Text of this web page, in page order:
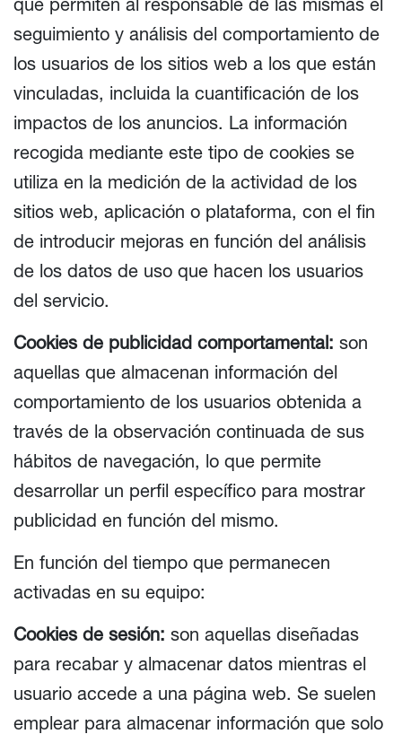
seguimiento y análisis del comportamiento de
los usuarios de los sitios web a los que están
vinculadas, incluida la cuantificación de los
impactos de los anuncios. La información
recogida mediante este tipo de cookies se
utiliza en la medición de la actividad de los
sitios web, aplicación o plataforma, con el fin
de introducir mejoras en función del análisis
de los datos de uso que hacen los usuarios
del servicio.
Cookies de publicidad comportamental: son
aquellas que almacenan información del
comportamiento de los usuarios obtenida a
través de la observación continuada de sus
hábitos de navegación, lo que permite
desarrollar un perfil específico para mostrar
publicidad en función del mismo.
En función del tiempo que permanecen
activadas en su equipo:
Cookies de sesión: son aquellas diseñadas
para recabar y almacenar datos mientras el
usuario accede a una página web. Se suelen
emplear para almacenar información que solo